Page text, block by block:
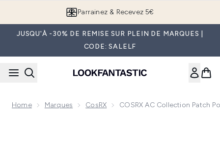
Parrainez & Recevez 5€
JUSQU'À -30% DE REMISE SUR PLEIN DE MARQUES |
CODE: SALELF
Home Marques CosRX COSRX AC Collection Patch